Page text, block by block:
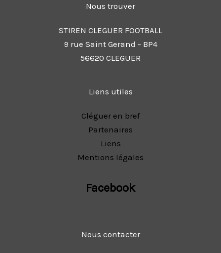
Nous trouver
STIREN CLEGUER FOOTBALL
9 rue Saint Gerand - BP4
56620 CLEGUER
Liens utiles
Cléguer en bref
Partenaires
Liens
Mentions légales
Facebook
Nous contacter